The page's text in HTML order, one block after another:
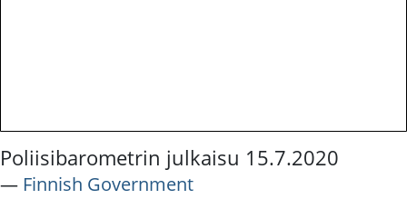
Poliisibarometrin julkaisu 15.7.2020
― Finnish Government